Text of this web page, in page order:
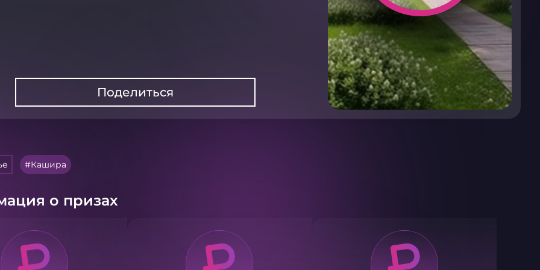
Поделиться
Кашира
о призах